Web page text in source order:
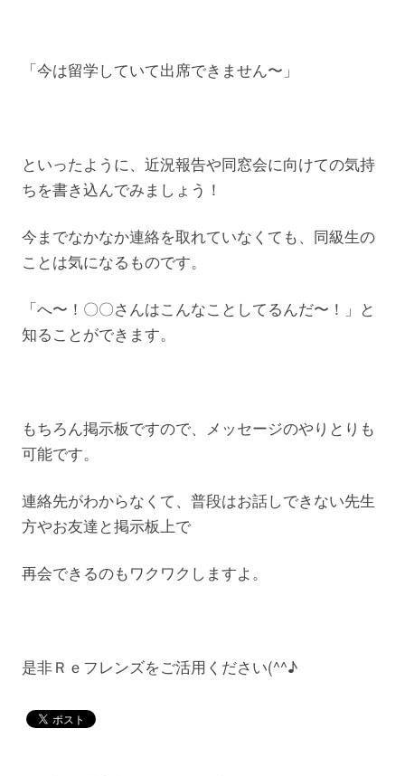
「今は留学していて出席できません〜」
といったように、近況報告や同窓会に向けての気持
ちを書き込んでみましょう！
今までなかなか連絡を取れていなくても、同級生の
ことは気になるものです。
「へ〜！〇〇さんはこんなことしてるんだ〜！」と
知ることができます。
もちろん掲示板ですので、メッセージのやりとりも
可能です。
連絡先がわからなくて、普段はお話しできない先生
方やお友達と掲示板上で
再会できるのもワクワクしますよ。
是非Ｒｅフレンズをご活用ください(^^♪